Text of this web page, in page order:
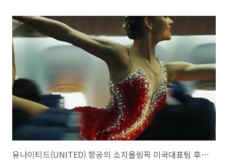
세 컬러의 카피를 포개서 작성해두고, R/G/B 세 컬러의 조명이 번갈아가
면서 켜질때마다 한가지 색깔의 카피 메시지가 보이도록 해서, 이케아와
함께라면, 공간을 효율적으로 쓸 수 있다는 것을 표현했다. 사실 아이디
어 자체는 단순하고 모든 내용이 카피로만 풀린 것은 좀 아쉬우며, 유동
인구가 상대적으로 적은 밤시간에만 제대로 작동한다는 ..
유나이티드(UNITED) 항공의 소치올림픽 미국대표팀 후원 광고 - 공항과 비행기에서 동계올림픽이 개최된다면? [한글자막]